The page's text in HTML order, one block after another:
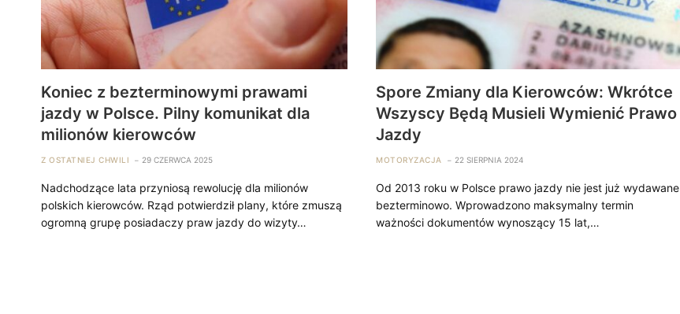
Koniec z bezterminowymi prawami
jazdy w Polsce. Pilny komunikat dla
milionów kierowców
Z OSTATNIEJ CHWILI 29 CZERWCA 2025
Nadchodzące lata przyniosą rewolucję dla milionów
polskich kierowców. Rząd potwierdził plany, które zmuszą
ogromną grupę posiadaczy praw jazdy do wizyty…
Spore Zmiany dla Kierowców: Wkrótce
Wszyscy Będą Musieli Wymienić Prawo
Jazdy
MOTORYZACJA 22 SIERPNIA 2024
Od 2013 roku w Polsce prawo jazdy nie jest już wydawane
bezterminowo. Wprowadzono maksymalny termin
ważności dokumentów wynoszący 15 lat,…